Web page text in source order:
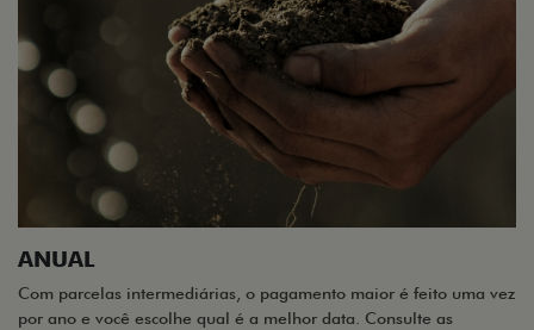
ANUAL
Com parcelas intermediárias, o pagamento maior é feito uma vez
por ano e você escolhe qual é a melhor data. Consulte as